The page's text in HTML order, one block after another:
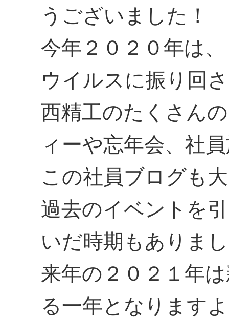
うございました！
今年２０２０年は
ウイルスに振り回
西精工のたくさん
ィーや忘年会、社
この社員ブログも
過去のイベントを
いだ時期もありま
来年の２０２１年
る一年となります